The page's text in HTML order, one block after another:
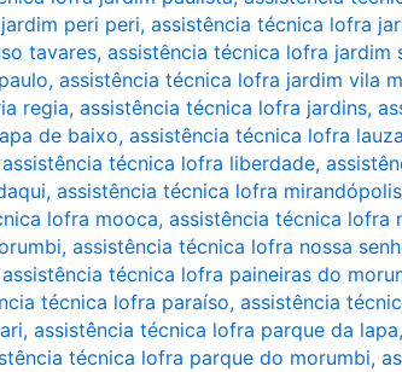
peri peri, assistência técnica lofra
tavares, assistência técnica lofra jardim
, assistência técnica lofra jardim vila
regia, assistência técnica lofra jardins,
de baixo, assistência técnica lofra
assistência técnica lofra liberdade,
, assistência técnica lofra mirandópolis
lofra mooca, assistência técnica lofra
, assistência técnica lofra nossa
assistência técnica lofra paineiras do
técnica lofra paraíso, assistência
, assistência técnica lofra parque da lapa,
técnica lofra parque do morumbi,